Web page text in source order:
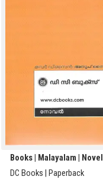
Books | Malayalam | Novel
DC Books | Paperback